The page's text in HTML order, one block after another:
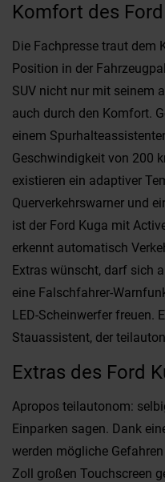
Komfort des
Die Fachpresse traut dem
Position in der
SUV nicht nur mit seinem
auch durch den Komfort.
einem
Geschwindigkeit von 200
existieren ein adaptiver
Querverkehrswarner und
ist der Ford Kuga mit
erkennt automatisch
Extras wünscht, darf sich
eine Falschfahrer-
LED-Scheinwerfer freuen.
Stauassistent, der
Extras des Ford
Apropos teilautonom:
Einparken sagen. Dank
werden mögliche
Zoll großen Touchscreen